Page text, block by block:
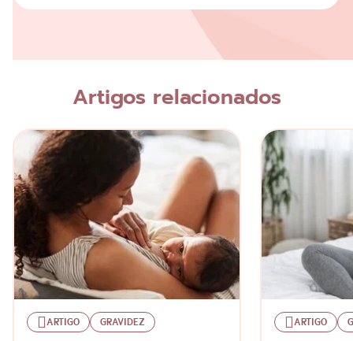
Avaliação
Escreva a sua opinião
Artigos relacionados
ARTIGO GRAVIDEZ ARTIGO